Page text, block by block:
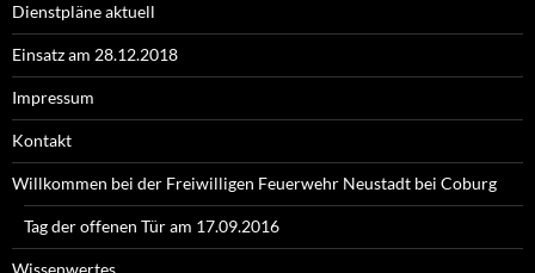
Dienstpläne aktuell
Einsatz am 28.12.2018
Impressum
Kontakt
Willkommen bei der Freiwilligen Feuerwehr Neustadt bei Coburg
Tag der offenen Tür am 17.09.2016